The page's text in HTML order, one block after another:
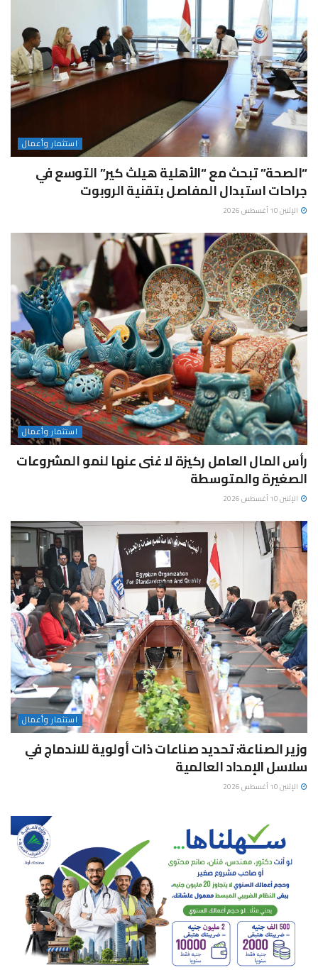
استثمار وأعمال
“الصحة” تبحث مع “الأهلية هيلث كير” التوسع في
جراحات استبدال المفاصل بتقنية الروبوت
الإثنين 10 أغسطس 2026
استثمار وأعمال
رأس المال العامل ركيزة لا غنى عنها لنمو المشروعات
الصغيرة والمتوسطة
الإثنين 10 أغسطس 2026
استثمار وأعمال
وزير الصناعة: تحديد صناعات ذات أولوية للاندماج في
سلاسل الإمداد العالمية
الإثنين 10 أغسطس 2026